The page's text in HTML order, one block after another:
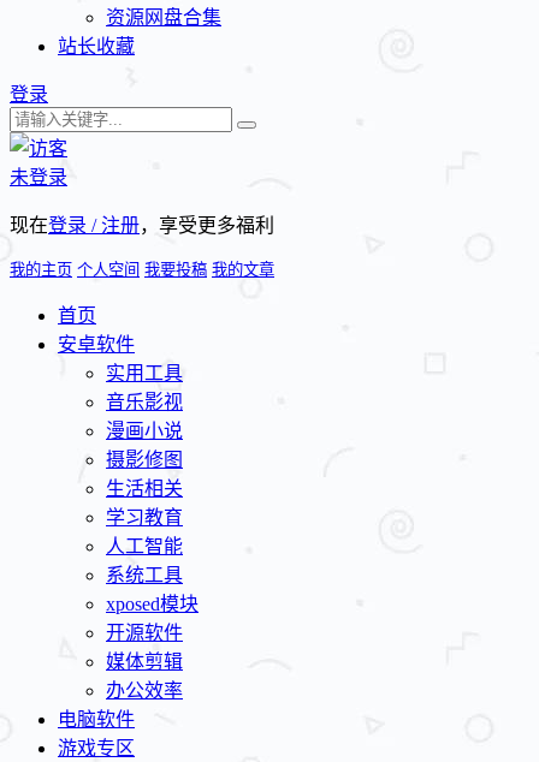
资源网盘合集
站长收藏
登录
未登录
现在登录 / 注册，享受更多福利
我的主页 个人空间 我要投稿 我的文章
首页
安卓软件
实用工具
音乐影视
漫画小说
摄影修图
生活相关
学习教育
人工智能
系统工具
xposed模块
开源软件
媒体剪辑
办公效率
电脑软件
游戏专区